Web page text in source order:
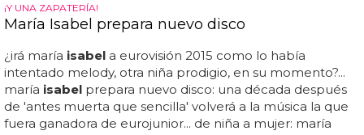
¡Y UNA ZAPATERÍA!
María Isabel prepara nuevo disco
¿irá maría isabel a eurovisión 2015 como lo había
intentado melody, otra niña prodigio, en su momento?...
maría isabel prepara nuevo disco: una década después
de 'antes muerta que sencilla' volverá a la música la que
fuera ganadora de eurojunior... de niña a mujer: maría